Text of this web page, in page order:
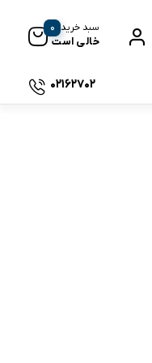
سبد خرید
خالی است
0
02162702